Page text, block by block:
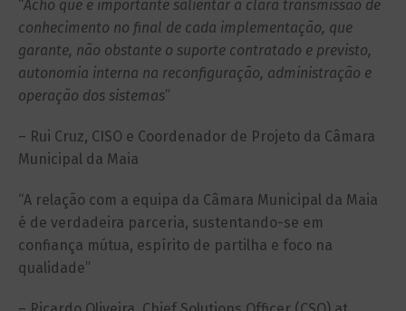
“Acho que é importante salientar a clara transmissão de
conhecimento no final de cada implementação, que
garante, não obstante o suporte contratado e previsto,
autonomia interna na reconfiguração, administração e
operação dos sistemas”
– Rui Cruz, CISO e Coordenador de Projeto da Câmara
Municipal da Maia
“A relação com a equipa da Câmara Municipal da Maia
é de verdadeira parceria, sustentando-se em
confiança mútua, espírito de partilha e foco na
qualidade”